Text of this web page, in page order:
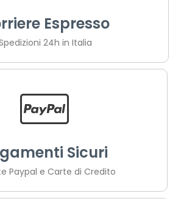
Espresso
24h in Italia
Sicuri
Paypal e Carte di Credito